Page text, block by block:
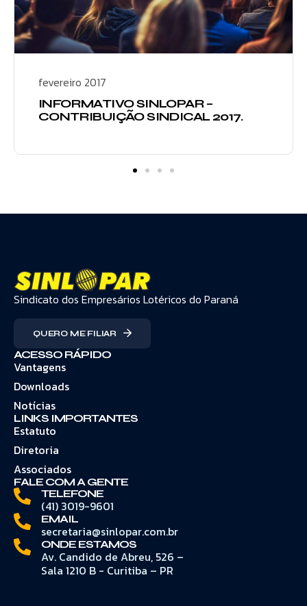
fevereiro 2017
INFORMATIVO SINLOPAR –
CONTRIBUIÇÃO SINDICAL 2017.
Sindicato dos Empresários Lotéricos do Paraná
QUERO ME FILIAR
ACESSO RÁPIDO
Vantagens
Downloads
Notícias
LINKS IMPORTANTES
Estatuto
Diretoria
Associados
FALE COM A GENTE
TELEFONE
(41) 3019-9601
EMAIL
secretaria@sinlopar.com.br
ONDE ESTAMOS
Av. Candido de Abreu, 526 –
Sala 1210 B - Curitiba – PR